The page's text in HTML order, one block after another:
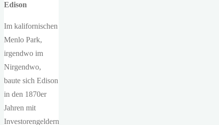
Edison
Im kalifornischen
Menlo Park,
irgendwo im
Nirgendwo,
baute sich Edison
in den 1870er
Jahren mit
Investorengeldern